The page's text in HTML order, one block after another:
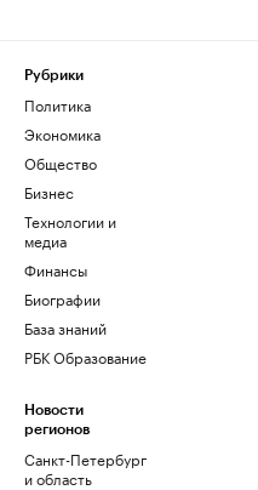
Рубрики
Политика
Экономика
Общество
Бизнес
Технологии и
медиа
Финансы
Биографии
База знаний
РБК Образование
Новости
регионов
Санкт-Петербург
и область